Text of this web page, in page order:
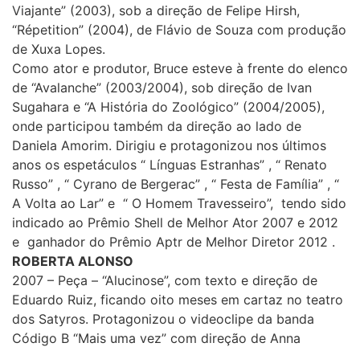
Viajante” (2003), sob a direção de Felipe Hirsh,
“Répetition” (2004), de Flávio de Souza com produção
de Xuxa Lopes.
Como ator e produtor, Bruce esteve à frente do elenco
de “Avalanche” (2003/2004), sob direção de Ivan
Sugahara e “A História do Zoológico” (2004/2005),
onde participou também da direção ao lado de
Daniela Amorim. Dirigiu e protagonizou nos últimos
anos os espetáculos “ Línguas Estranhas” , “ Renato
Russo” , “ Cyrano de Bergerac” , “ Festa de Família” , “
A Volta ao Lar” e “ O Homem Travesseiro”, tendo sido
indicado ao Prêmio Shell de Melhor Ator 2007 e 2012
e ganhador do Prêmio Aptr de Melhor Diretor 2012 .
ROBERTA ALONSO
2007 – Peça – “Alucinose”, com texto e direção de
Eduardo Ruiz, ficando oito meses em cartaz no teatro
dos Satyros. Protagonizou o videoclipe da banda
Código B “Mais uma vez” com direção de Anna